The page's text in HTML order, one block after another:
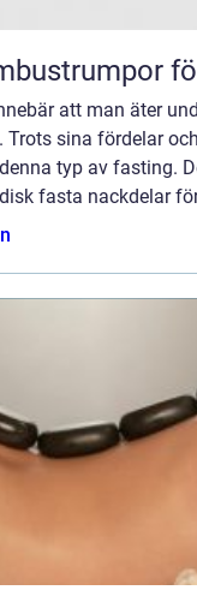
att man äter
Trots sina fördelar
typ av fasting.
fasta nackdelar